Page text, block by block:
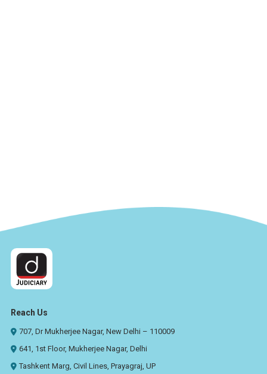
Reach Us
707, Dr Mukherjee Nagar, New Delhi – 110009
641, 1st Floor, Mukherjee Nagar, Delhi
Tashkent Marg, Civil Lines, Prayagraj, UP